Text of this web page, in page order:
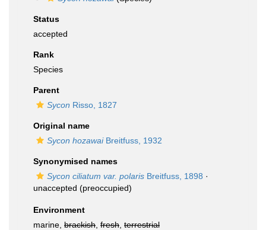
Status
accepted
Rank
Species
Parent
Sycon Risso, 1827
Original name
Sycon hozawaiBreitfuss, 1932
Synonymised names
Sycon ciliatum var. polaris Breitfuss, 1898 ·
unaccepted (preoccupied)
Environment
marine, brackish fresh terrestrial